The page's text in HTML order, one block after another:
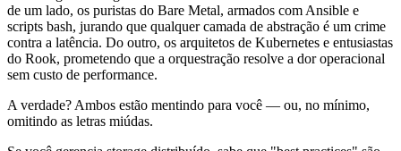
de um lado, os puristas do Bare Metal, armados com Ansible e
scripts bash, jurando que qualquer camada de abstração é um crime
contra a latência. Do outro, os arquitetos de Kubernetes e entusiastas
do Rook, prometendo que a orquestração resolve a dor operacional
sem custo de performance.
A verdade? Ambos estão mentindo para você — ou, no mínimo,
omitindo as letras miúdas.